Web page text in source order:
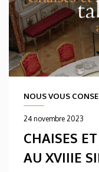
NOUS VOUS
24 novembre 2023
CHAISES
AU XVIIIE